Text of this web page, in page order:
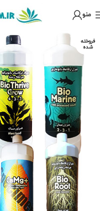
منو
فروخته
شده